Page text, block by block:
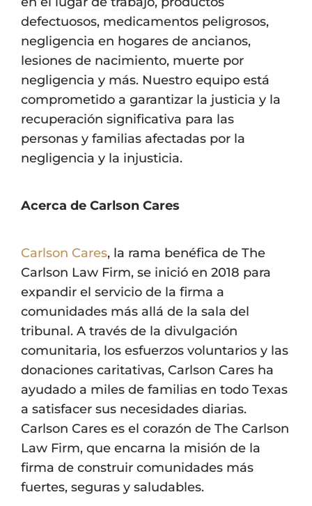
defectuosos, medicamentos peligrosos,
negligencia en hogares de ancianos,
lesiones de nacimiento, muerte por
negligencia y más. Nuestro equipo está
comprometido a garantizar la justicia y la
recuperación significativa para las
personas y familias afectadas por la
negligencia y la injusticia.
Acerca de Carlson Cares
Carlson Cares, la rama benéfica de The
Carlson Law Firm, se inició en 2018 para
expandir el servicio de la firma a
comunidades más allá de la sala del
tribunal. A través de la divulgación
comunitaria, los esfuerzos voluntarios y las
donaciones caritativas, Carlson Cares ha
ayudado a miles de familias en todo Texas
a satisfacer sus necesidades diarias.
Carlson Cares es el corazón de The Carlson
Law Firm, que encarna la misión de la
firma de construir comunidades más
fuertes, seguras y saludables.